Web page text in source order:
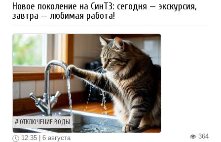
Новое поколение на СинТЗ: сегодня — экскурсия,
завтра — любимая работа!
ОТКЛЮЧЕНИЕ ВОДЫ
364
12:35 | 6 августа